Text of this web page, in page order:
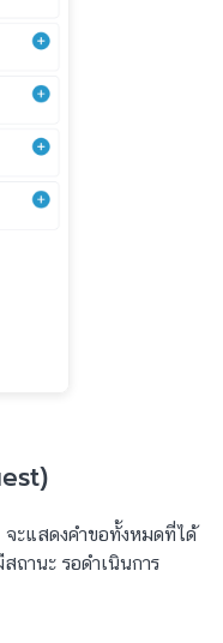
ะแสดงคำขอทั้งหมดที่ได้
ถานะ รอดำเนินการ